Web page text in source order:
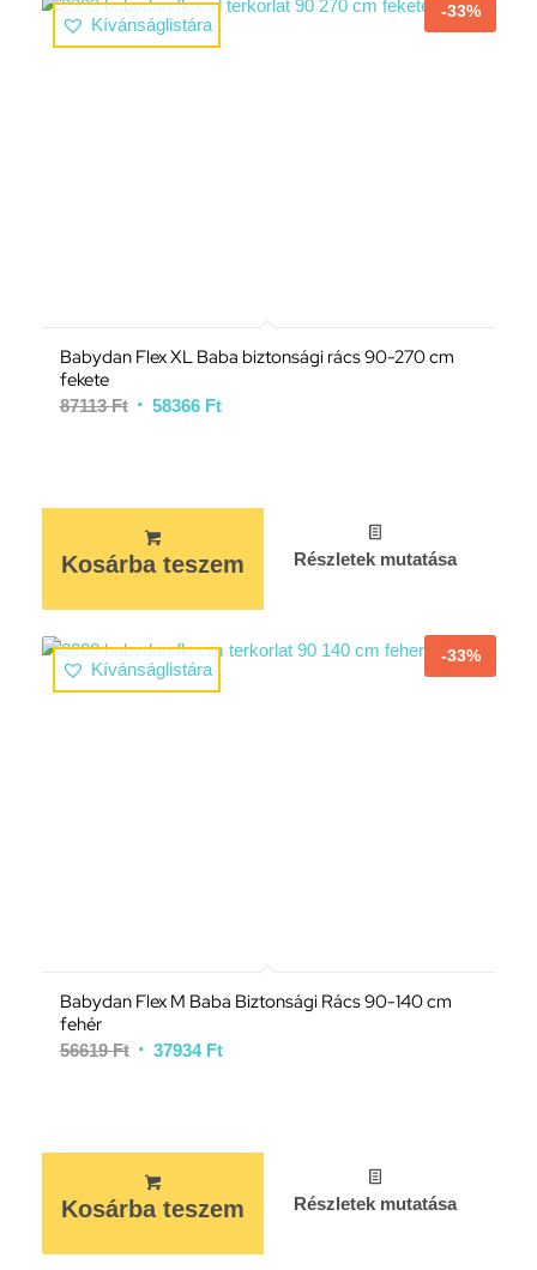
Kívánságlistára
-33%
Babydan Flex XL Baba biztonsági rács 90-270 cm
fekete
87113Ft 58366 Ft
Kosárba teszem Részletek mutatása
Kívánságlistára
-33%
Babydan Flex M Baba Biztonsági Rács 90-140 cm
fehér
56619Ft 37934 Ft
Kosárba teszem Részletek mutatása